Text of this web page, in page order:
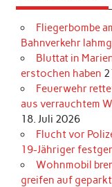
Fliegerbombe
Bahnverkehr
Bluttat in
erstochen haben
Feuerwehr
aus verrauchtem
18. Juli 2026
Flucht vor
19-Jähriger
Wohnmobil
greifen auf